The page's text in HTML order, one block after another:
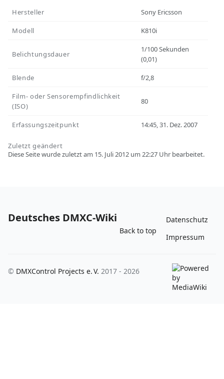
Hersteller Sony Ericsson
Modell K810i
Belichtungsdauer
1/100 Sekunden
(0,01)
Blende f/2,8
Film- oder Sensorempfindlichkeit
(ISO)
80
Erfassungszeitpunkt 14:45, 31. Dez. 2007
Zuletzt geändert
Diese Seite wurde zuletzt am 15. Juli 2012 um 22:27 Uhr bearbeitet.
Deutsches DMXC-Wiki
Back to top
Datenschutz
Impressum
© DMXControl Projects e. V. 2017 - 2026